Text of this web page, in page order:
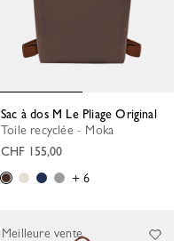
Sac à dos M Le Pliage Original
Toile recyclée - Moka
CHF 155,00
+ 6
Meilleure vente